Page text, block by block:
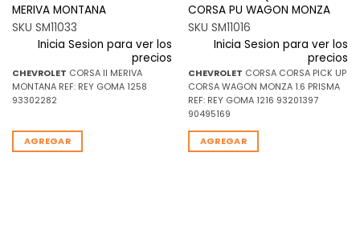
MERIVA MONTANA
SKU SM11033
Inicia Sesion para ver los
precios
CHEVROLET CORSA II MERIVA
MONTANA REF: REY GOMA 1258
93302282
AGREGAR
CORSA PU WAGON MONZA
SKU SM11016
Inicia Sesion para ver los
precios
CHEVROLET CORSA CORSA PICK UP
CORSA WAGON MONZA 1.6 PRISMA
REF: REY GOMA 1216 93201397
90495169
AGREGAR